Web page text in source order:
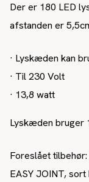
Der er 180 LED
afstanden er
· Lyskæden kan
· Til 230 Volt
· 13,8 watt
Lyskæden bruger
Foreslået
EASY JOINT, sort